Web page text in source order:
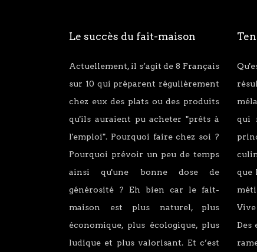
Le succès du fait-maison
Actuellement, il s’agit de 8 Français
sur 10 qui préparent régulièrement
chez eux des plats ou des produits
qu'ils auraient pu acheter "prêts à
l'emploi". Pourquoi faire chez soi ?
Pourquoi prévoir un peu de temps
ainsi qu'une bonne dose de
générosité ? Eh bien car le fait-
maison est plus naturel, plus
économique, plus écologique, plus
ludique et plus valorisant. Et c’est
qui
que
Des